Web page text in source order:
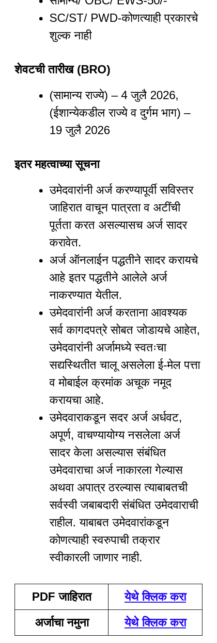
SC/ST/ PWD-कोणत्याही प्रकारचे
शुल्क नाही
शेवटची तारीख (BRO)
(सामान्य राज्ये) – 4 जुलै 2026,
(ईशान्येकडील राज्ये व दुर्गम भाग) –
19 जुलै 2026
इतर महत्वाच्या सूचना
उमेदवारांनी अर्ज करण्यापूर्वी सविस्तर
जाहिरात वाचून पात्रता व अटींची
पूर्तता करत असल्यासच अर्ज सादर
करावेत.
अर्ज ऑनलाईन पद्धतीने सादर करायचे
आहे इतर पद्धतीने आलेले अर्ज
नाकरण्यात येतील.
उमेदवारांनी अर्ज करताना आवश्यक
सर्व कागदपत्रे सोबत जोडायचे आहेत,
उमेदवारांनी अर्जामध्ये स्वतःचा
सद्यस्थितीत चालू असलेला ई-मेल पत्ता
व मोबाईल क्रमांक अचूक नमूद
करायचा आहे.
उमेदवाराकडून सदर अर्ज अर्धवट,
अपूर्ण, वाचण्यायोग्य नसलेला अर्ज
सादर केला असल्यास संबंधित
उमेदवाराचा अर्ज नाकारला गेल्यास
अथवा अपात्र ठरल्यास त्याबाबतची
सर्वस्वी जबाबदारी संबंधित उमेदवाराची
राहील. याबाबत उमेदवारांकडून
कोणत्याही स्वरुपाची तक्रार
स्वीकारली जाणार नाही.
PDF जाहिरात येथे क्लिक करा
अर्जाचा नमुना
येथे क्लिककरा